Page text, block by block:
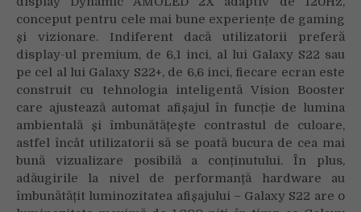
conceput pentru cele mai bune experiențe de gaming
și vizionare. Indiferent dacă utilizatorii preferă
display-ul premium, de 6,1 inci, al lui Galaxy S22 sau
pe cel al lui Galaxy S22+, de 6,6 inci, fiecare ecran este
construit cu tehnologia inteligentă Vision Booster
care ajustează automat afișajul în funcție de lumina
ambientală și îmbunătățește contrastul de culoare,
astfel încât utilizatorii să se poată bucura de cea mai
bună vizualizare posibilă a conținutului. În plus,
adăugirile la nivel de performanță hardware au
îmbunătățit luminozitatea afișajului – Galaxy S22 are o